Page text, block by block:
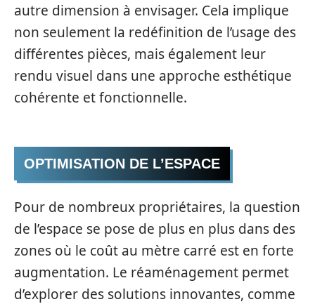
autre dimension à envisager. Cela implique
non seulement la redéfinition de l’usage des
différentes pièces, mais également leur
rendu visuel dans une approche esthétique
cohérente et fonctionnelle.
OPTIMISATION DE L’ESPACE
Pour de nombreux propriétaires, la question
de l’espace se pose de plus en plus dans des
zones où le coût au mètre carré est en forte
augmentation. Le réaménagement permet
d’explorer des solutions innovantes, comme